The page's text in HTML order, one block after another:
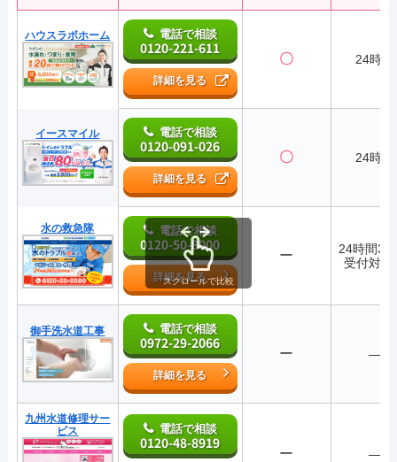
ハウスラボホーム 電話で相談
0120-221-611
詳細を見る
〇 24時間
イースマイル 電話で相談
0120-091-026
詳細を見る
〇 24時間
水の救急隊 電話で相談
0120-50-8000
詳細を見る
ー
24時間
受付対応
御手洗水道工事 電話で相談
0972-29-2066
詳細を見る
ー ―
九州水道修理サー
ビス
電話で相談
0120-48-8919
ー ―
スクロールで比較